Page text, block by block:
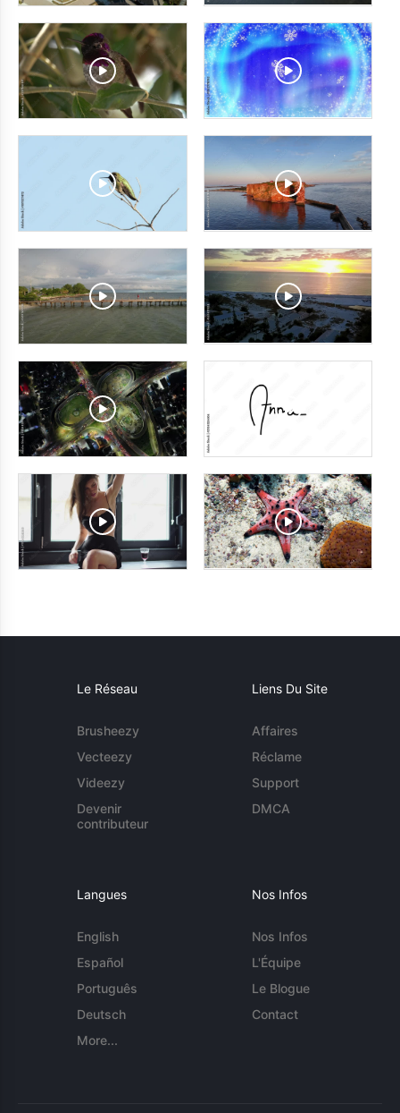
Le Réseau
Brusheezy
Vecteezy
Videezy
Devenir
contributeur
Liens Du Site
Affaires
Réclame
Support
DMCA
Langues
English
Español
Português
Deutsch
More...
Nos Infos
Nos Infos
L'Équipe
Le Blogue
Contact